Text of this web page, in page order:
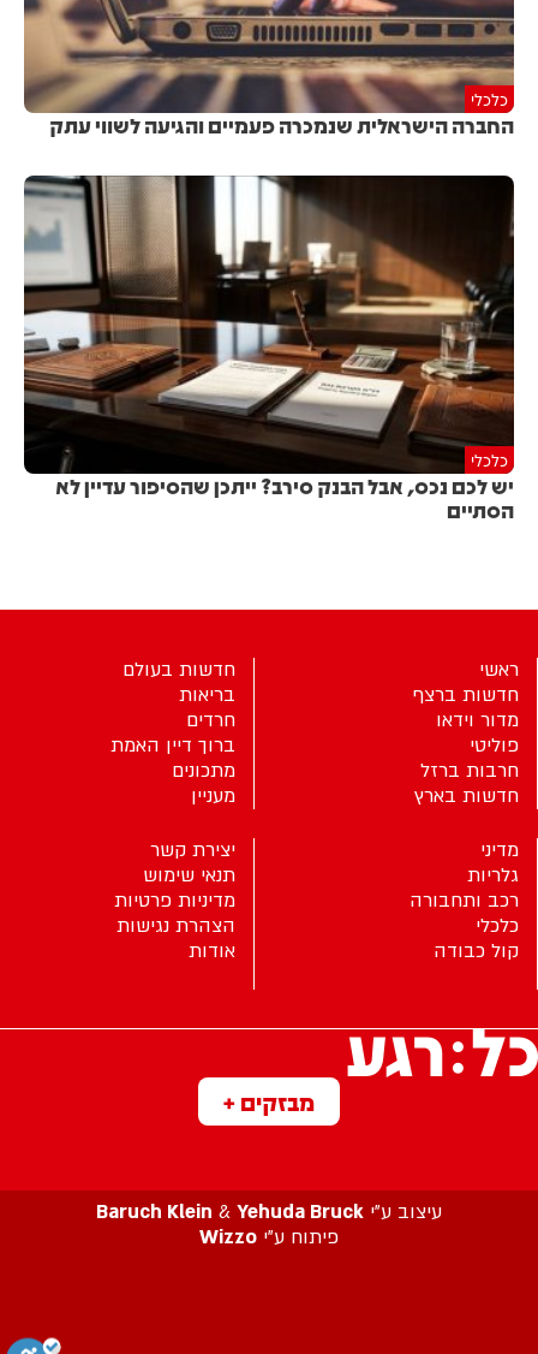
כלכלי
החברה הישראלית שנמכרה פעמיים והגיעה לשווי עתק
כלכלי
יש לכם נכס, אבל הבנק סירב? ייתכן שהסיפור עדיין לא
הסתיים
מבזקים +
ראשי
חדשות ברצף
מדור וידאו
פוליטי
חרבות ברזל
חדשות בארץ
חדשות בעולם
בריאות
חרדים
ברוך דיין האמת
מתכונים
מעניין
מדיני
גלריות
רכב ותחבורה
כלכלי
קול כבודה
יצירת קשר
תנאי שימוש
מדיניות פרטיות
הצהרת נגישות
אודות
עיצוב ע”י Baruch Klein & Yehuda Bruck
פיתוח ע”י Wizzo